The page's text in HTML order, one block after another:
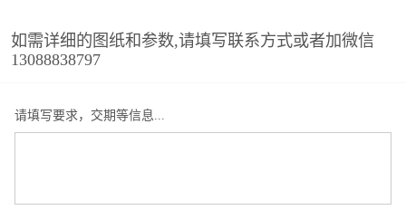
如需详细的图纸和参数,请填写联系方式或者加微信
13088838797
请填写要求，交期等信息...